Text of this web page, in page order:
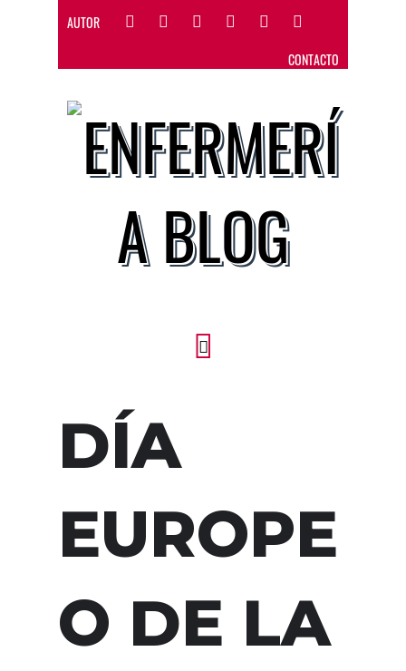
AUTOR
CONTACTO
DÍA
EUROPE
O DE LA